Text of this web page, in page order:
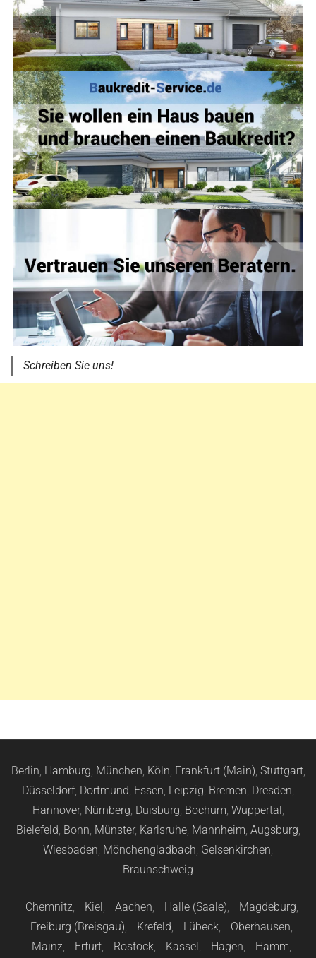
Schreiben Sie uns!
Berlin, Hamburg, München, Köln, Frankfurt (Main), Stuttgart,
Düsseldorf, Dortmund, Essen, Leipzig, Bremen, Dresden,
Hannover, Nürnberg, Duisburg, Bochum, Wuppertal,
Bielefeld, Bonn, Münster, Karlsruhe, Mannheim, Augsburg,
Wiesbaden, Mönchengladbach, Gelsenkirchen,
Braunschweig
Chemnitz, Kiel, Aachen, Halle (Saale), Magdeburg,
Freiburg (Breisgau), Krefeld, Lübeck, Oberhausen,
Mainz, Erfurt, Rostock, Kassel, Hagen, Hamm,